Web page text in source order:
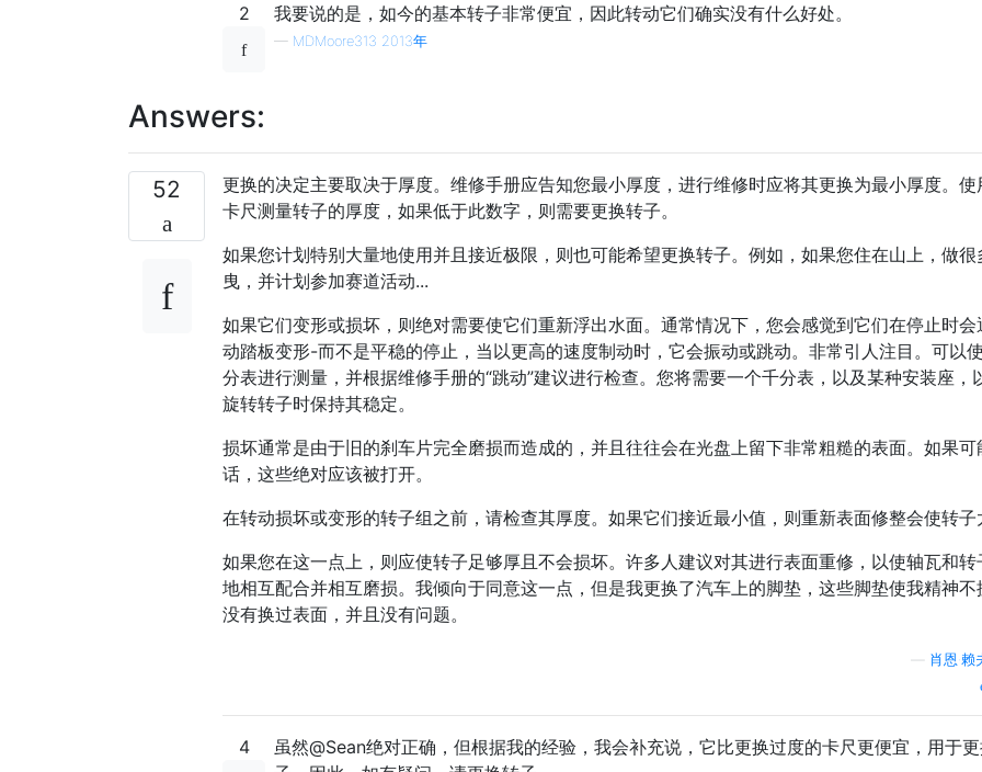
2 我要说的是，如今的基本转子非常便宜，因此转动它们确实没有什么好处。
— MDMoore313 2013年
Answers:
52
更换的决定主要取决于厚度。维修手册应告知您最小厚度，进行维修时应将其更换为最小厚度。使
卡尺测量转子的厚度，如果低于此数字，则需要更换转子。
如果您计划特别大量地使用并且接近极限，则也可能希望更换转子。例如，如果您住在山上，做很
曳，并计划参加赛道活动...
如果它们变形或损坏，则绝对需要使它们重新浮出水面。通常情况下，您会感觉到它们在停止时会
动踏板变形-而不是平稳的停止，当以更高的速度制动时，它会振动或跳动。非常引人注目。可以
分表进行测量，并根据维修手册的“跳动”建议进行检查。您将需要一个千分表，以及某种安装座，
旋转转子时保持其稳定。
损坏通常是由于旧的刹车片完全磨损而造成的，并且往往会在光盘上留下非常粗糙的表面。如果可
话，这些绝对应该被打开。
在转动损坏或变形的转子组之前，请检查其厚度。如果它们接近最小值，则重新表面修整会使转子
如果您在这一点上，则应使转子足够厚且不会损坏。许多人建议对其进行表面重修，以使轴瓦和转
地相互配合并相互磨损。我倾向于同意这一点，但是我更换了汽车上的脚垫，这些脚垫使我精神不
没有换过表面，并且没有问题。
肖恩·赖
4
虽然@Sean绝对正确，但根据我的经验，我会补充说，它比更换过度的卡尺更便宜，用于